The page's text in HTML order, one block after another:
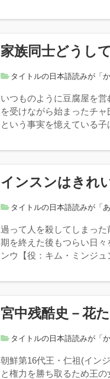
家族同士どうし
タイトルの日本語読みが「
いつものように豆腐屋を
を受けながら始まったチ
という事実を憶えている
インスンはきれ
タイトルの日本語読みが「
過って人を殺してしまっ
期を終えた後もつらい日
ンウ【役：キム・ミンジ
宮中残酷史－花
タイトルの日本語読みが「
朝鮮第16代王・仁祖(イン
と権力を勝ち取るため王の